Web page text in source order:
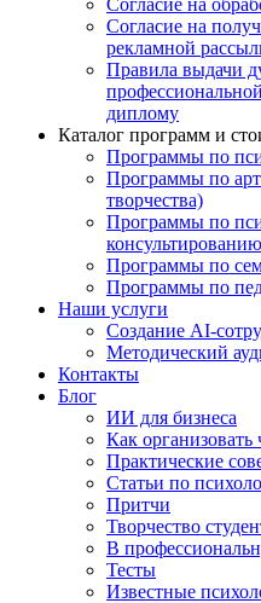
Согласие на
Согласие на
рекламной
Правила выдачи
диплому
Каталог программ и
Программы по
Программы по
творчества)
Программы по
консультированию
Программы по
Программы по
Наши услуги
Создание AI-
Методический
Контакты
Блог
ИИ для бизнеса
Как
Практические
Статьи по
Притчи
Творчество
В
Тесты
Известные